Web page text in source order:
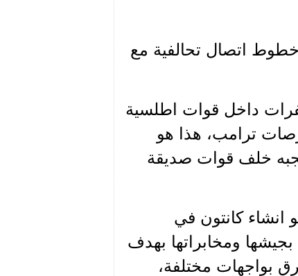
خطوط اتصال تحالفية مع
داخل قوات اطلسية
ترامب، هذا هو
خلف قوات صديقة
انشاء كانتون في
ومخابراتها بهدف
بواجهات مختلفة،